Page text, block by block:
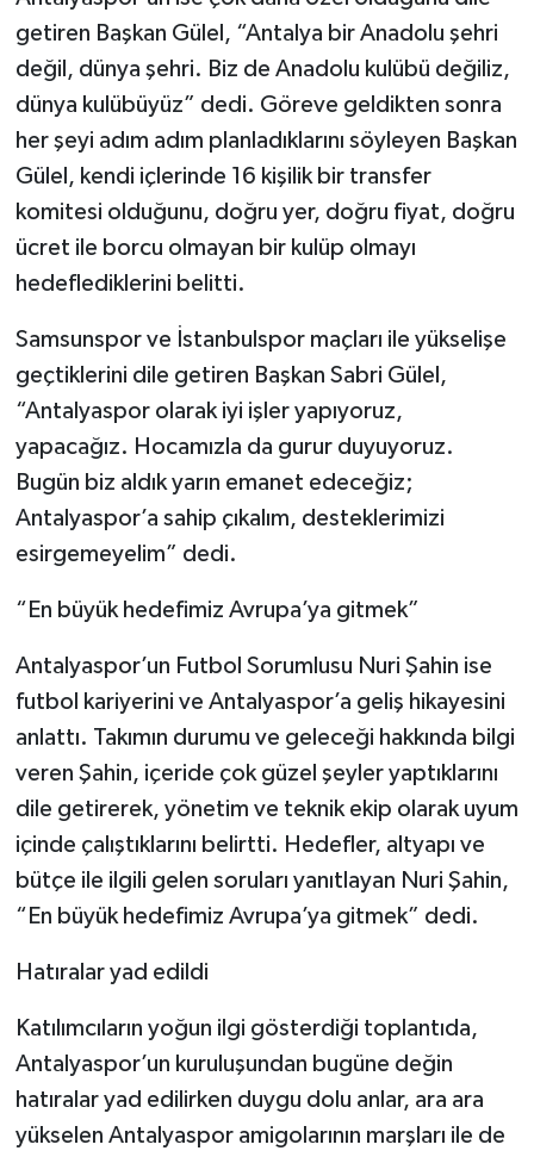
getiren Başkan Gülel, “Antalya bir Anadolu şehri
değil, dünya şehri. Biz de Anadolu kulübü değiliz,
dünya kulübüyüz” dedi. Göreve geldikten sonra
her şeyi adım adım planladıklarını söyleyen Başkan
Gülel, kendi içlerinde 16 kişilik bir transfer
komitesi olduğunu, doğru yer, doğru fiyat, doğru
ücret ile borcu olmayan bir kulüp olmayı
hedeflediklerini belitti.
Samsunspor ve İstanbulspor maçları ile yükselişe
geçtiklerini dile getiren Başkan Sabri Gülel,
“Antalyaspor olarak iyi işler yapıyoruz,
yapacağız. Hocamızla da gurur duyuyoruz.
Bugün biz aldık yarın emanet edeceğiz;
Antalyaspor’a sahip çıkalım, desteklerimizi
esirgemeyelim” dedi.
“En büyük hedefimiz Avrupa’ya gitmek”
Antalyaspor’un Futbol Sorumlusu Nuri Şahin ise
futbol kariyerini ve Antalyaspor’a geliş hikayesini
anlattı. Takımın durumu ve geleceği hakkında bilgi
veren Şahin, içeride çok güzel şeyler yaptıklarını
dile getirerek, yönetim ve teknik ekip olarak uyum
içinde çalıştıklarını belirtti. Hedefler, altyapı ve
bütçe ile ilgili gelen soruları yanıtlayan Nuri Şahin,
“En büyük hedefimiz Avrupa’ya gitmek” dedi.
Hatıralar yad edildi
Katılımcıların yoğun ilgi gösterdiği toplantıda,
Antalyaspor’un kuruluşundan bugüne değin
hatıralar yad edilirken duygu dolu anlar, ara ara
yükselen Antalyaspor amigolarının marşları ile de